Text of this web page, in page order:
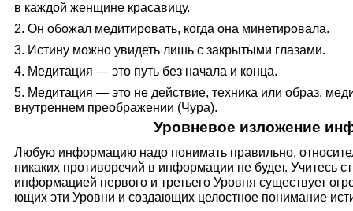
в каждой женщине красавицу.
2. Он обожал медитировать, когда она минетировала.
3. Истину можно увидеть лишь с закрытыми глазами.
4. Медитация — это путь без начала и конца.
5. Медитация — это не действие, техника или образ,
внутреннем преображении (Чура).
Уровневое изложение
Любую информацию надо понимать правильно,
никаких про­тиворечий в информации не будет. Учитесь
информацией первого и третьего Уровня существует
ющих эти Уровни и создающих целостное понимание